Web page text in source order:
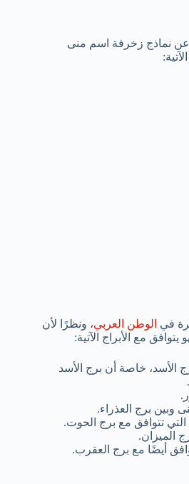
نماذج زخرفة اسم منى
في الوطن العربي، ونظرًا لأن
مع الأبراج الآتية:
الأسد، خاصة أن برج الأسد
وبين برج العذراء.
تتوافق مع برج الحوت.
الميزان.
أيضًا مع برج العقرب.